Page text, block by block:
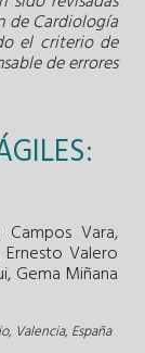
de Cardiología
el criterio de
de errores
Campos Vara,
Ernesto Valero
Gema Miñana
Valencia, España